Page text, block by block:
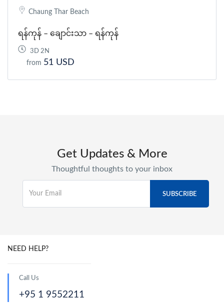
Chaung Thar Beach
ရန်ကုန် – ချောင်းသာ – ရန်ကုန်
3D 2N
from 51 USD
Get Updates & More
Thoughtful thoughts to your inbox
NEED HELP?
Call Us
+95 1 9552211